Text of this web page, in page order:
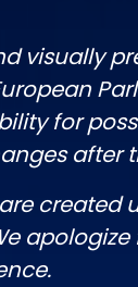
visually
for
after
created